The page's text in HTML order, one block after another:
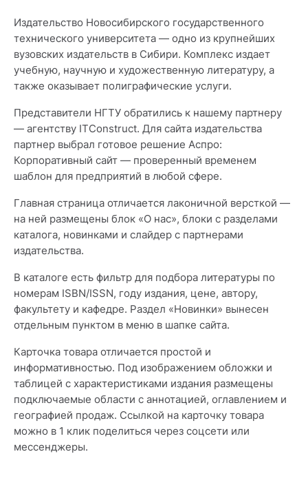
Издательство Новосибирского государственного
технического университета — одно из крупнейших
вузовских издательств в Сибири. Комплекс издает
учебную, научную и художественную литературу, а
также оказывает полиграфические услуги.
Представители НГТУ обратились к нашему партнеру
— агентству ITConstruct. Для сайта издательства
партнер выбрал готовое решение Аспро:
Корпоративный сайт — проверенный временем
шаблон для предприятий в любой сфере.
Главная страница отличается лаконичной версткой —
на ней размещены блок «О нас», блоки с разделами
каталога, новинками и слайдер с партнерами
издательства.
В каталоге есть фильтр для подбора литературы по
номерам ISBN/ISSN, году издания, цене, автору,
факультету и кафедре. Раздел «Новинки» вынесен
отдельным пунктом в меню в шапке сайта.
Карточка товара отличается простой и
информативностью. Под изображением обложки и
таблицей с характеристиками издания размещены
подключаемые области с аннотацией, оглавлением и
географией продаж. Ссылкой на карточку товара
можно в 1 клик поделиться через соцсети или
мессенджеры.